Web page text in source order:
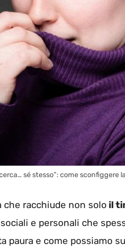
sé stesso”: come sconfiggere
che racchiude non solo il
e personali che
paura e come possiamo